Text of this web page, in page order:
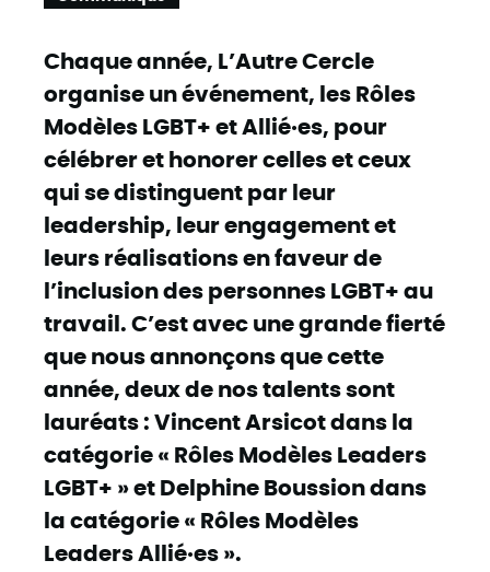
Chaque année, L’Autre Cercle
organise un événement, les Rôles
Modèles LGBT+ et Allié·es, pour
célébrer et honorer celles et ceux
qui se distinguent par leur
leadership, leur engagement et
leurs réalisations en faveur de
l’inclusion des personnes LGBT+ au
travail. C’est avec une grande fierté
que nous annonçons que cette
année, deux de nos talents sont
lauréats : Vincent Arsicot dans la
catégorie « Rôles Modèles Leaders
LGBT+ » et Delphine Boussion dans
la catégorie « Rôles Modèles
Leaders Allié·es ».